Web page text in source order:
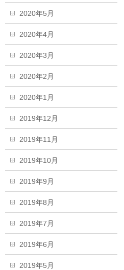
2020年5月
2020年4月
2020年3月
2020年2月
2020年1月
2019年12月
2019年11月
2019年10月
2019年9月
2019年8月
2019年7月
2019年6月
2019年5月